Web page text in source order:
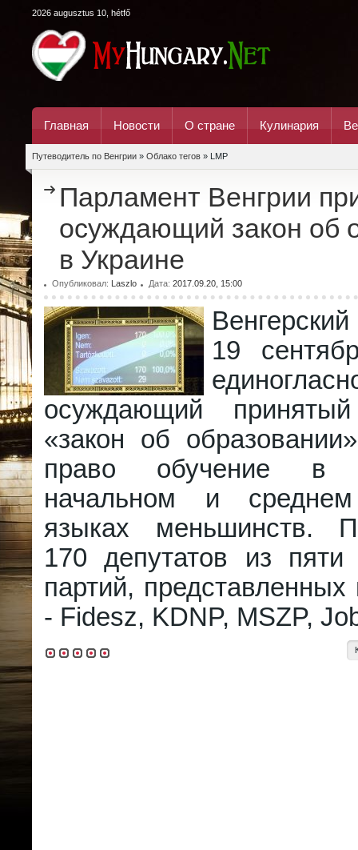
2026 augusztus 10, hétfő
Главная Новости О стране Кулинария
Путеводитель по Венгрии » Облако тегов » LMP
Парламент Венгрии
осуждающий закон об
в Украине
Опубликовал: Laszlo Дата: 2017.09.20, 15:00
19
осуждающий
«закон об
право обучение в
начальном и
языках меньшинств.
170 депутатов из пяти
партий,
- Fidesz, KDNP, MSZP,